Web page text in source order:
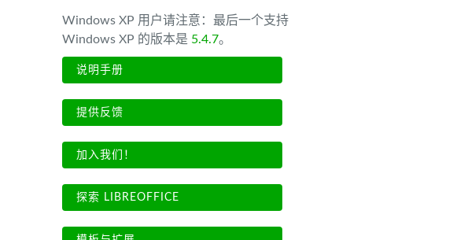
Windows XP 用户请注意：最后一个支持
Windows XP 的版本是 5.4.7。
说明手册
提供反馈
加入我们！
探索 LIBREOFFICE